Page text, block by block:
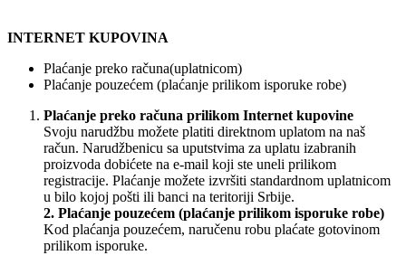
INTERNET KUPOVINA
Plaćanje preko računa(uplatnicom)
Plaćanje pouzećem (plaćanje prilikom isporuke robe)
Plaćanje preko računa prilikom Internet kupovine
Svoju narudžbu možete platiti direktnom uplatom na naš
račun. Narudžbenicu sa uputstvima za uplatu izabranih
proizvoda dobićete na e-mail koji ste uneli prilikom
registracije. Plaćanje možete izvršiti standardnom uplatnicom
u bilo kojoj pošti ili banci na teritoriji Srbije.
2. Plaćanje pouzećem (plaćanje prilikom isporuke robe)
Kod plaćanja pouzećem, naručenu robu plaćate gotovinom
prilikom isporuke.